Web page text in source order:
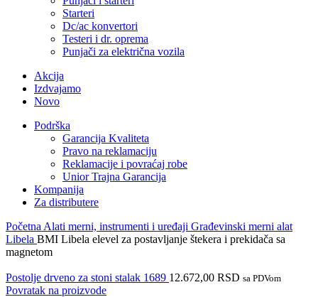
Starteri
Dc/ac konvertori
Testeri i dr. oprema
Punjači za električna vozila
Akcija
Izdvajamo
Novo
Podrška
Garancija Kvaliteta
Pravo na reklamaciju
Reklamacije i povraćaj robe
Unior Trajna Garancija
Kompanija
Za distributere
Početna Alati merni, instrumenti i uređaji Građevinski merni alat
Libela BMI Libela elevel za postavljanje štekera i prekidača sa
magnetom
Postolje drveno za stoni stalak 1689 12.672,00 RSD sa PDVom
Povratak na proizvode